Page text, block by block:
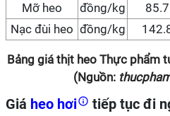
Mỡ heo
đồng/kg
Nạc đùi heo đồng/kg
Bảng giá thịt heo Thực phẩm
(Nguồn:
Giá heo hơi tiếp tục đi